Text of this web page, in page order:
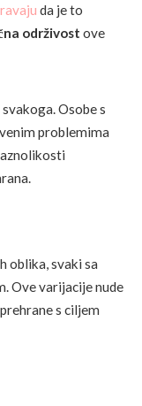
da je to
održivost ove
Osobe s
problemima
oblika, svaki sa
Ove varijacije nude
s ciljem